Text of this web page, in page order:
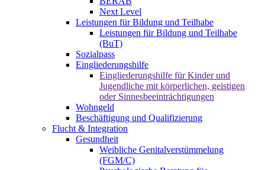
Next Level
Leistungen für Bildung und Teilhabe
Leistungen für Bildung und Teilhabe
(BuT)
Sozialpass
Eingliederungshilfe
Eingliederungshilfe für Kinder und
Jugendliche mit körperlichen, geistigen
oder Sinnesbeeinträchtigungen
Wohngeld
Beschäftigung und Qualifizierung
Flucht & Integration
Gesundheit
Weibliche Genitalverstümmelung
(FGM/C)